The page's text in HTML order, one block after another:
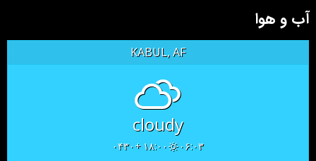
آب و هوا
KABUL, AF
cloudy
۰۶:۰۳ ۱۸:۰۰ +۰۴۳۰